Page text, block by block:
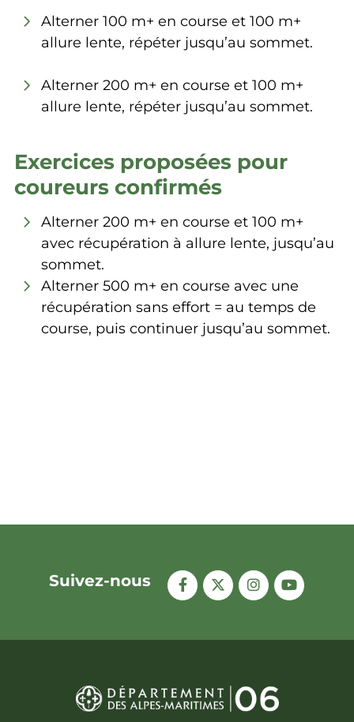
Alterner 100 m+ en course et 100 m+
allure lente, répéter jusqu’au sommet.
Alterner 200 m+ en course et 100 m+
allure lente, répéter jusqu’au sommet.
Exercices proposées pour
coureurs confirmés
Alterner 200 m+ en course et 100 m+
avec récupération à allure lente, jusqu’au
sommet.
Alterner 500 m+ en course avec une
récupération sans effort = au temps de
course, puis continuer jusqu’au sommet.
Suivez-nous